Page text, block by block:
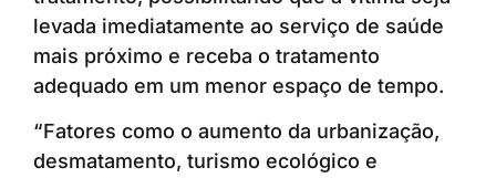
levada imediatamente ao serviço de saúde
mais próximo e receba o tratamento
adequado em um menor espaço de tempo.
“Fatores como o aumento da urbanização,
desmatamento, turismo ecológico e